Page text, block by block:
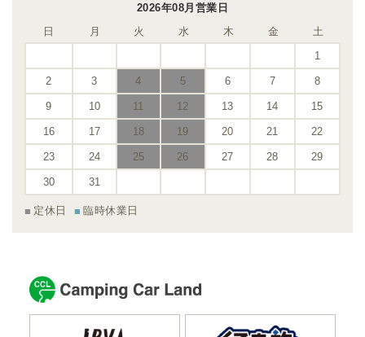
2026年08月営業日
日
月 火 水 木 金
土
1
2 3 4 5 6 7 8
9 10 11 12 13 14 15
16 17 18 19 20 21 22
23 24 25 26 27 28 29
30 31
定休日 臨時休業日